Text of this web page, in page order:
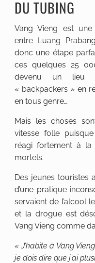
DU TUBING
Vang Vieng est
entre Luang
donc une étape
ces quelques 25
devenu un lieu
« backpackers » en
en tous genre…
Mais les choses
vitesse folle
réagi fortement à la
mortels.
Des jeunes touristes
d’une pratique
servaient de l’alcool
et la drogue est
Vang Vieng comme
« J’habite à Vang
je dois dire que j’ai